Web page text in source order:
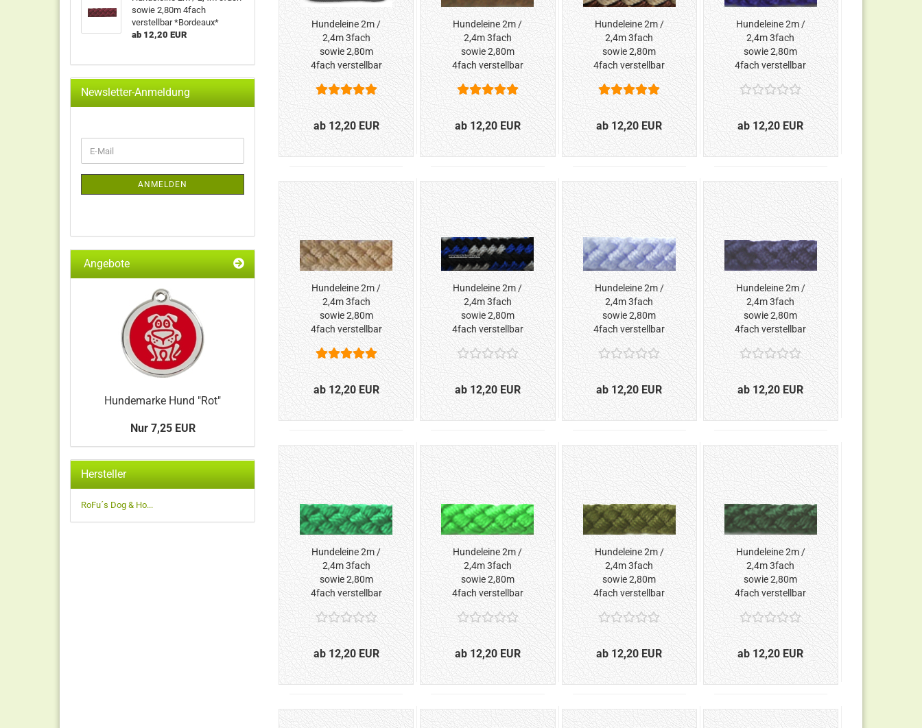
Hundeleine 2m /
2,4m 3fach
sowie 2,80m
4fach verstellbar
*Schwarz*
ab 12,20 EUR
Hundeleine 2m /
2,4m 3fach
sowie 2,80m
4fach verstellbar
*Braun*
ab 12,20 EUR
Hundeleine 2m /
2,4m 3fach
sowie 2,80m
4fach verstellbar
*Braun-Beige*
ab 12,20 EUR
Hundeleine 2m /
2,4m 3fach
sowie 2,80m
4fach verstellbar
*Blau*
ab 12,20 EUR
Hundeleine 2m /
2,4m 3fach
sowie 2,80m
4fach verstellbar
*Beige*
ab 12,20 EUR
Hundeleine 2m /
2,4m 3fach
sowie 2,80m
4fach verstellbar
*Schwarz-Blau-
Silber*
ab 12,20 EUR
Hundeleine 2m /
2,4m 3fach
sowie 2,80m
4fach verstellbar
*Hellblau*
ab 12,20 EUR
Hundeleine 2m /
2,4m 3fach
sowie 2,80m
4fach verstellbar
*Marine*
ab 12,20 EUR
Hundeleine 2m /
2,4m 3fach
sowie 2,80m
4fach verstellbar
*Grün*
ab 12,20 EUR
Hundeleine 2m /
2,4m 3fach
sowie 2,80m
4fach verstellbar
*Hellgrün*
ab 12,20 EUR
Hundeleine 2m /
2,4m 3fach
sowie 2,80m
4fach verstellbar
*Olivgrün*
ab 12,20 EUR
Hundeleine 2m /
2,4m 3fach
sowie 2,80m
4fach verstellbar
*Tanne*
ab 12,20 EUR
sowie 2,80m 4fach
verstellbar *Bordeaux*
ab 12,20 EUR
Newsletter-Anmeldung
ZUR
E-
Mail
ANMELDEN
Angebote
Hundemarke Hund "Rot"
Nur 7,25 EUR
Hersteller
RoFu´s Dog & Ho...